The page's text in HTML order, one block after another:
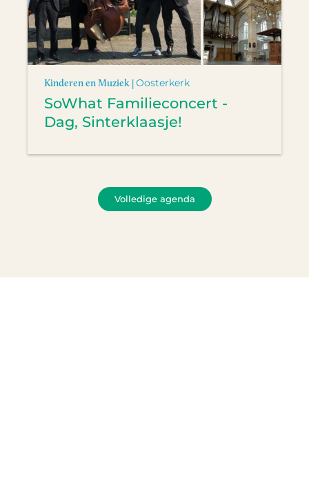
Kinderen en Muziek |Oosterkerk
SoWhat Familieconcert -
Dag, Sinterklaasje!
Volledige agenda